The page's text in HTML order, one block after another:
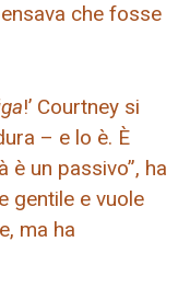
che fosse
!’ Courtney si
– e lo è. È
è un passivo”, ha
gentile e vuole
ma ha